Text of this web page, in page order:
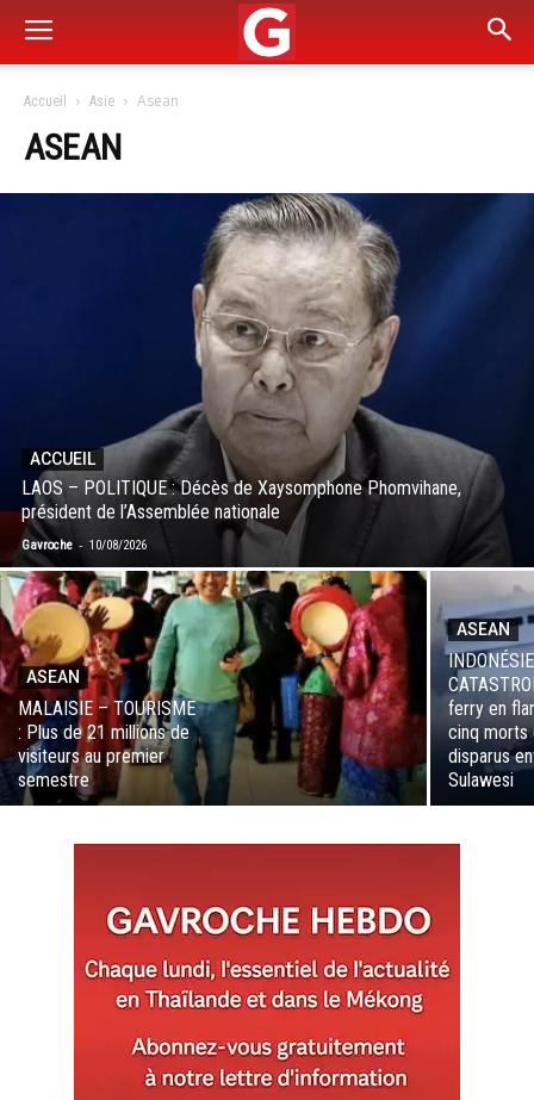
Accueil Asie Asean
ASEAN
ACCUEIL
LAOS – POLITIQUE : Décès de Xaysomphone Phomvihane,
président de l’Assemblée nationale
Gavroche - 10/08/2026
ASEAN
MALAISIE – TOURISME
: Plus de 21 millions de
visiteurs au premier
semestre
ASEAN
ferry en
cinq morts
disparus
Sulawesi